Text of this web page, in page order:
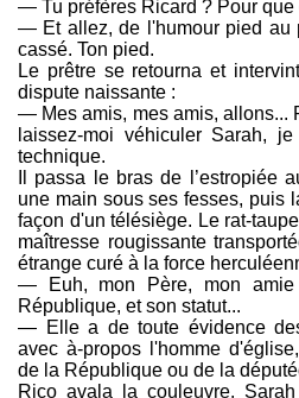
— Tu préfères Ricard ? Pour que
— Et allez, de l'humour pied au
cassé. Ton pied.
Le prêtre se retourna et
dispute naissante :
— Mes amis, mes amis, allons...
laissez-moi véhiculer Sarah,
technique.
Il passa le bras de l’estropiée
une main sous ses fesses, puis
façon d'un télésiège. Le rat-
maîtresse rougissante
étrange curé à la force
— Euh, mon Père, mon
République, et son statut...
— Elle a de toute évidence
avec à-propos l'homme
de la République ou de la
Rico avala la couleuvre.